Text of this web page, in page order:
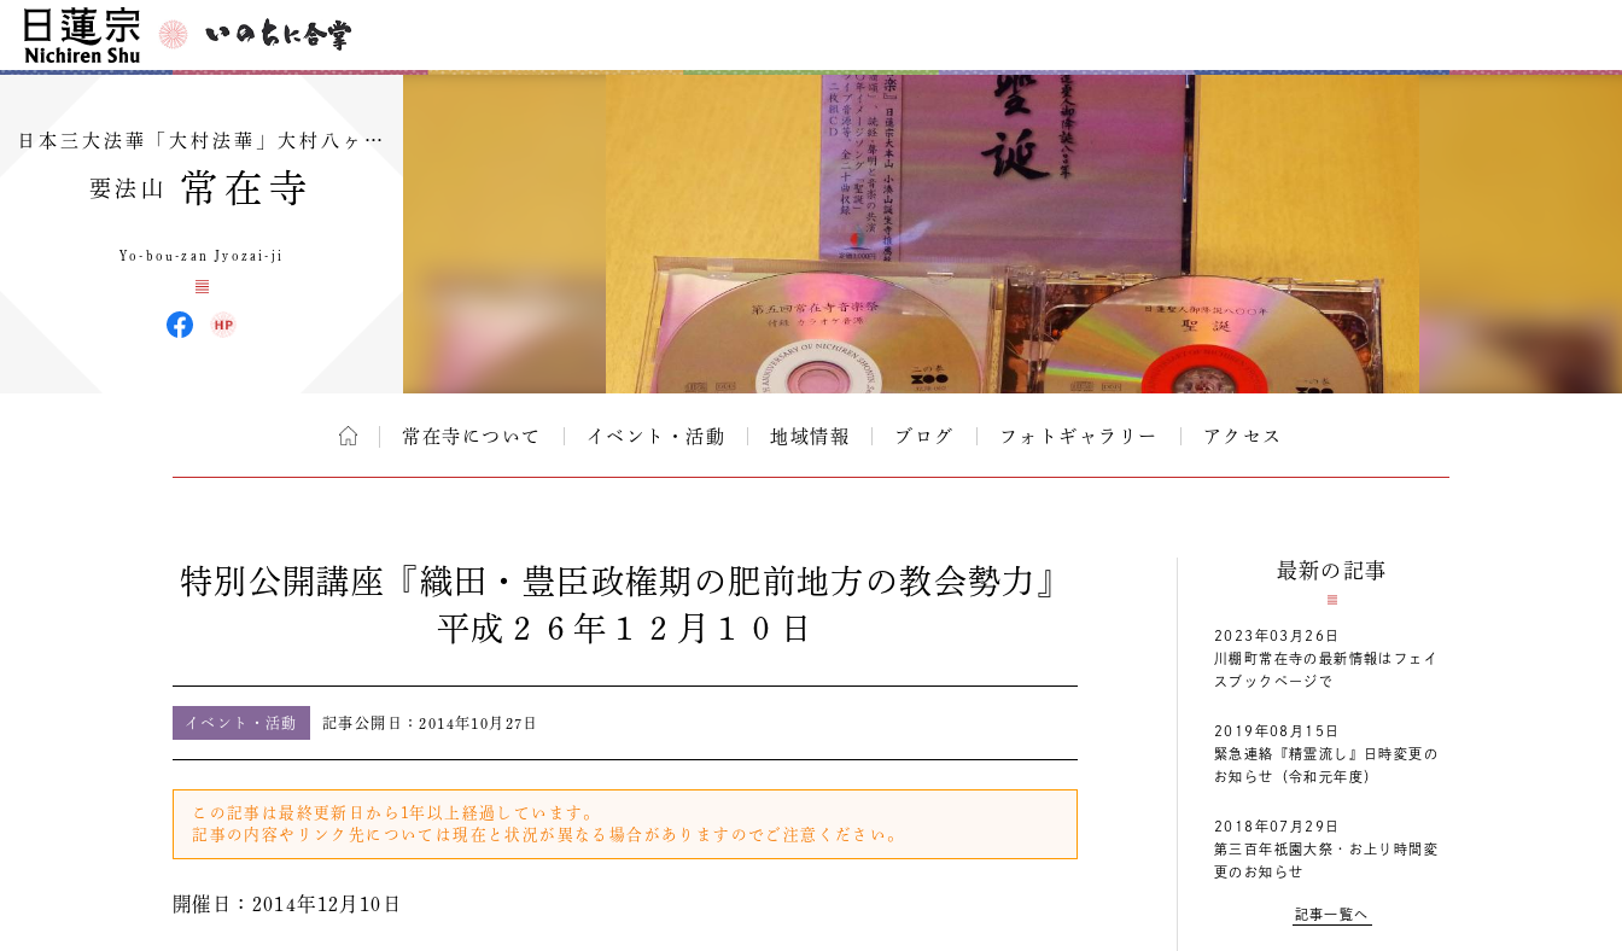
日本三大法華「大村法華」大村八ヶ…
要法山 常在寺
Yo-bou-zan Jyozai-ji
常在寺について イベント・活動 地域情報 ブログ フォトギャラリー アクセス
特別公開講座『織田・豊臣政権期の肥前地方の教会勢力』
平成２６年１２月１０日
イベント・活動 記事公開日：2014年10月27日
この記事は最終更新日から1年以上経過しています。
記事の内容やリンク先については現在と状況が異なる場合がありますのでご注意ください。
開催日：2014年12月10日
最新の記事
2023年03月26日
川棚町常在寺の最新情報はフェイ
スブックページで
2019年08月15日
緊急連絡『精霊流し』日時変更の
お知らせ（令和元年度）
2018年07月29日
第三百年祇園大祭・お上り時間変
更のお知らせ
記事一覧へ